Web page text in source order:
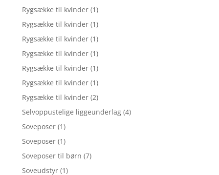
Rygsække til kvinder (1)
Rygsække til kvinder (1)
Rygsække til kvinder (1)
Rygsække til kvinder (1)
Rygsække til kvinder (1)
Rygsække til kvinder (1)
Rygsække til kvinder (2)
Selvoppustelige liggeunderlag (4)
Soveposer (1)
Soveposer (1)
Soveposer til børn (7)
Soveudstyr (1)